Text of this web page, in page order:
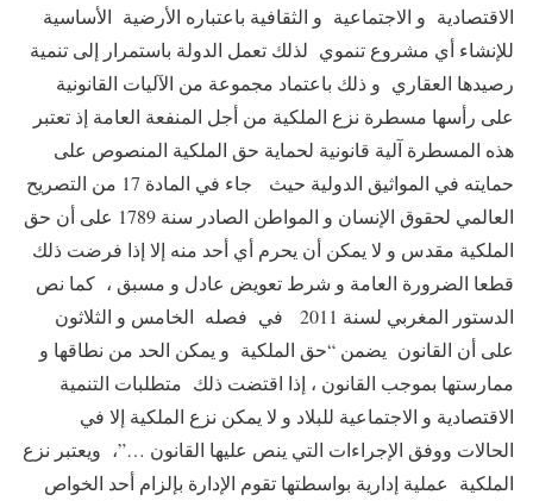
الاقتصادية و الاجتماعية و الثقافية باعتباره الأرضية الأساسية
للإنشاء أي مشروع تنموي لذلك تعمل الدولة باستمرار إلى تنمية
رصيدها العقاري و ذلك باعتماد مجموعة من الآليات القانونية
على رأسها مسطرة نزع الملكية من أجل المنفعة العامة إذ تعتبر
هذه المسطرة آلية قانونية لحماية حق الملكية المنصوص على
حمايته في المواثيق الدولية حيث جاء في المادة 17 من التصريح
العالمي لحقوق الإنسان و المواطن الصادر سنة 1789 على أن حق
الملكية مقدس و لا يمكن أن يحرم أي أحد منه إلا إذا فرضت ذلك
قطعا الضرورة العامة و شرط تعويض عادل و مسبق ، كما نص
الدستور المغربي لسنة 2011 في فصله الخامس و الثلاثون
على أن القانون يضمن “حق الملكية و يمكن الحد من نطاقها و
ممارستها بموجب القانون ، إذا اقتضت ذلك متطلبات التنمية
الاقتصادية و الاجتماعية للبلاد و لا يمكن نزع الملكية إلا في
الحالات ووفق الإجراءات التي ينص عليها القانون …”، ويعتبر نزع
الملكية عملية إدارية بواسطتها تقوم الإدارة بإلزام أحد الخواص